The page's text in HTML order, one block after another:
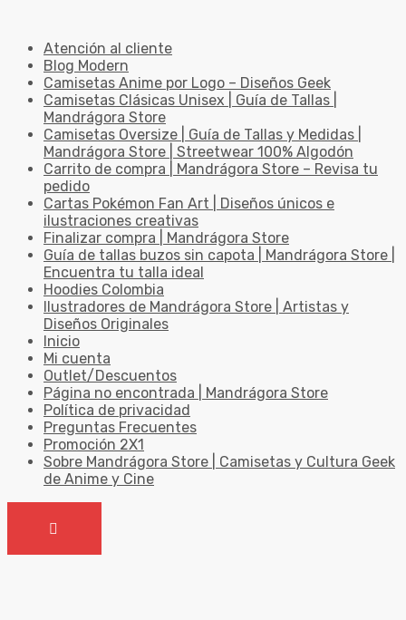
Atención al cliente
Blog Modern
Camisetas Anime por Logo – Diseños Geek
Camisetas Clásicas Unisex | Guía de Tallas |
Mandrágora Store
Camisetas Oversize | Guía de Tallas y Medidas |
Mandrágora Store | Streetwear 100% Algodón
Carrito de compra | Mandrágora Store – Revisa tu
pedido
Cartas Pokémon Fan Art | Diseños únicos e
ilustraciones creativas
Finalizar compra | Mandrágora Store
Guía de tallas buzos sin capota | Mandrágora Store |
Encuentra tu talla ideal
Hoodies Colombia
Ilustradores de Mandrágora Store | Artistas y
Diseños Originales
Inicio
Mi cuenta
Outlet/Descuentos
Página no encontrada | Mandrágora Store
Política de privacidad
Preguntas Frecuentes
Promoción 2X1
Sobre Mandrágora Store | Camisetas y Cultura Geek
de Anime y Cine